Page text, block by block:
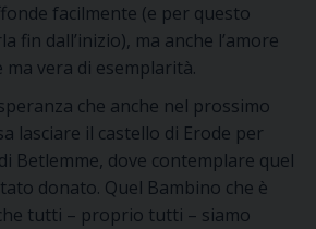
facilmente (e per questo
fin dall’inizio), ma anche l’amore
vera di esemplarità.
che anche nel prossimo
lasciare il castello di Erode per
Betlemme, dove contemplare quel
donato. Quel Bambino che è
tutti – proprio tutti – siamo